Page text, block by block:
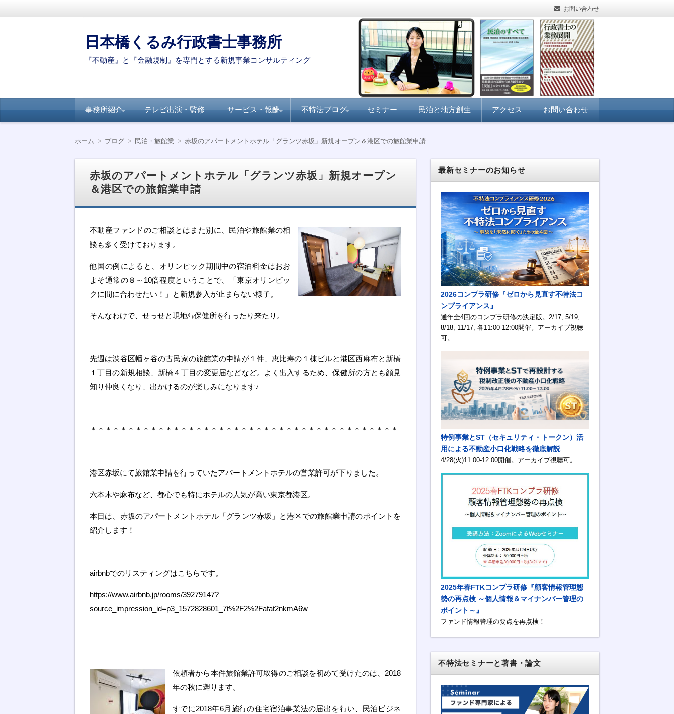
お問い合わせ
日本橋くるみ行政書士事務所
『不動産』と『金融規制』を専門とする新規事業コンサルティング
ン
事務所紹介
掲載
住宅新聞－自治体
別のポイント
リタス『達人が伝
授』シリーズ
住宅新聞ー賃貸経
営に役立つ民泊知
テレビ出演・監修 サービス・報酬
選定する際のポイント
不特法ブログ
21『不動産特定共同事
業のすべて』
動産クラウドファンデ
ィング事業化のポイン
口化商品の研究』
ライセンス
計・マーケティング
セミナー 民泊と地方創生 アクセス お問い合わせ
ホーム ブログ 民泊・旅館業 赤坂のアパートメントホテル「グランツ赤坂」新規オープン＆港区での旅館業申請
赤坂のアパートメントホテル「グランツ赤坂」新規オープン
＆港区での旅館業申請
不動産ファンドのご相談とはまた別に、民泊や旅館業の相
談も多く受けております。
他国の例によると、オリンピック期間中の宿泊料金はおお
よそ通常の８～10倍程度ということで、「東京オリンピッ
クに間に合わせたい！」と新規参入が止まらない様子。
そんなわけで、せっせと現地⇆保健所を行ったり来たり。
先週は渋谷区幡ヶ谷の古民家の旅館業の申請が１件、恵比寿の１棟ビルと港区西麻布と新橋
１丁目の新規相談、新橋４丁目の変更届などなど。よく出入するため、保健所の方とも顔見
知り仲良くなり、出かけるのが楽しみになります♪
＊＊＊＊＊＊＊＊＊＊＊＊＊＊＊＊＊＊＊＊＊＊＊＊＊＊＊＊＊＊＊＊＊＊＊＊＊＊＊＊＊
港区赤坂にて旅館業申請を行っていたアパートメントホテルの営業許可が下りました。
六本木や麻布など、都心でも特にホテルの人気が高い東京都港区。
本日は、赤坂のアパートメントホテル「グランツ赤坂」と港区での旅館業申請のポイントを
紹介します！
airbnbでのリスティングはこちらです。
https://www.airbnb.jp/rooms/39279147?
source_impression_id=p3_1572828601_7t%2F2%2Fafat2nkmA6w
依頼者から本件旅館業許可取得のご相談を初めて受けたのは、2018
年の秋に遡ります。
すでに2018年6月施行の住宅宿泊事業法の届出を行い、民泊ビジネ
最新セミナーのお知らせ
2026コンプラ研修『ゼロから見直す不特法コ
ンプライアンス』
通年全4回のコンプラ研修の決定版。2/17, 5/19,
8/18, 11/17, 各11:00-12:00開催。アーカイブ視聴
可。
特例事業とST（セキュリティ・トークン）活
用による不動産小口化戦略を徹底解説
4/28(火)11:00-12:00開催。アーカイブ視聴可。
2025年春FTKコンプラ研修『顧客情報管理態
勢の再点検 ～個人情報＆マイナンバー管理の
ポイント～』
ファンド情報管理の要点を再点検！
不特法セミナーと著書・論文